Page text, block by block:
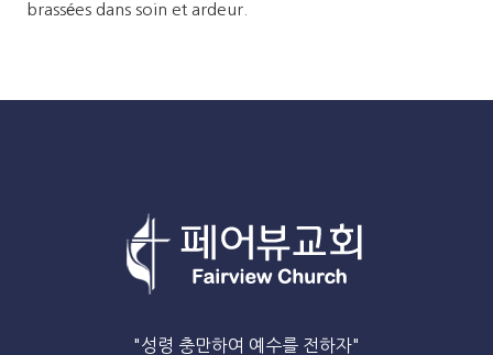
brassées dans soin et ardeur.
"성령 충만하여 예수를 전하자"